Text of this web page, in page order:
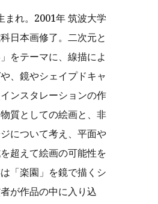
まれ。2001年 筑波大学
日本画修了。二次元と
をテーマに、線描によ
、鏡やシェイプドキャ
ンスタレーションの作
質としての絵画と、非
について考え、平面や
超えて絵画の可能性を
「楽園」を鏡で描くシ
が作品の中に入り込